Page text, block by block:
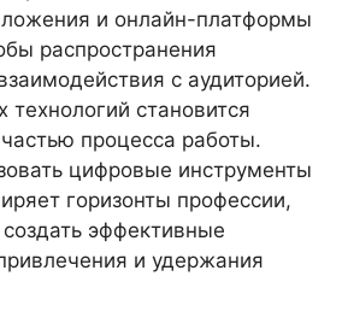
и онлайн-платформы
распространения
с аудиторией.
технологий становится
процесса работы.
цифровые инструменты
горизонты профессии,
эффективные
и удержания